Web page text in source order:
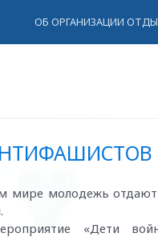
ОБ ОРГАНИЗАЦИИ
мире молодежь
«Дети